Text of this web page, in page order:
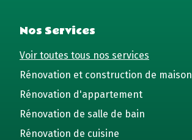
Nos Services
Voir toutes tous nos services
Rénovation et construction de maison
Rénovation d'appartement
Rénovation de salle de bain
Rénovation de cuisine